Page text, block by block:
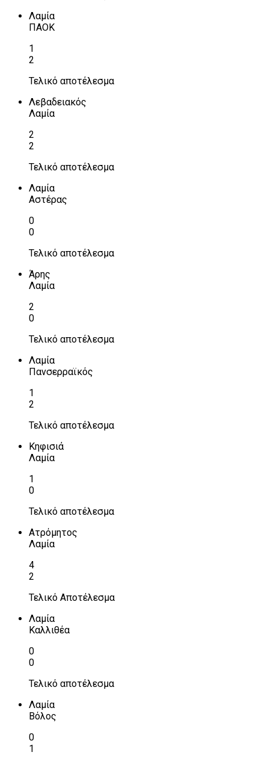
Λαμία
ΠΑΟΚ
1
2
Τελικό αποτέλεσμα
Λεβαδειακός
Λαμία
2
2
Τελικό αποτέλεσμα
Λαμία
Αστέρας
0
0
Τελικό αποτέλεσμα
Άρης
Λαμία
2
0
Τελικό αποτέλεσμα
Λαμία
Πανσερραϊκός
1
2
Τελικό αποτέλεσμα
Κηφισιά
Λαμία
1
0
Τελικό αποτέλεσμα
Ατρόμητος
Λαμία
4
2
Τελικό Αποτέλεσμα
Λαμία
Καλλιθέα
0
0
Τελικό αποτέλεσμα
Λαμία
Βόλος
0
1